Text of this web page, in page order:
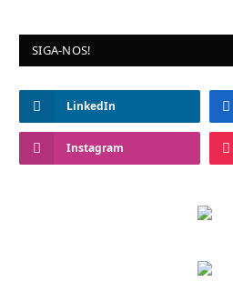
SIGA-NOS!
LinkedIn
Instagram